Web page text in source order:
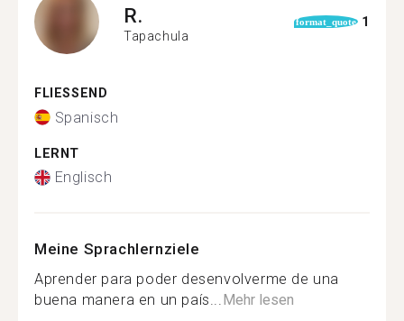
R.
Tapachula
format_quote 1
FLIESSEND
Spanisch
LERNT
Englisch
Meine Sprachlernziele
Aprender para poder desenvolverme de una
buena manera en un país...Mehr lesen